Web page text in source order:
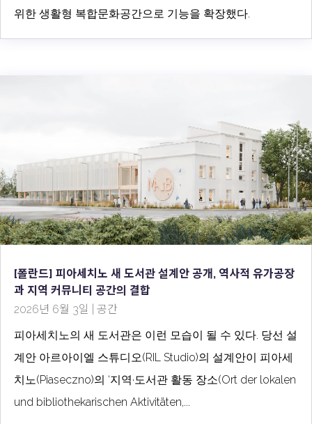
위한 생활형 복합문화공간으로 기능을 확장했다.
[폴란드] 피아세치노 새 도서관 설계안 공개, 역사적 유가공장
과 지역 커뮤니티 공간의 결합
2026년 6월 3일
공간
피아세치노의 새 도서관은 이런 모습이 될 수 있다. 당선 설
계안 아르아이엘 스튜디오(RIL Studio)의 설계안이 피아세
치노(Piaseczno)의 ‘지역·도서관 활동 장소(Ort der lokalen
und bibliothekarischen Aktivitäten,...